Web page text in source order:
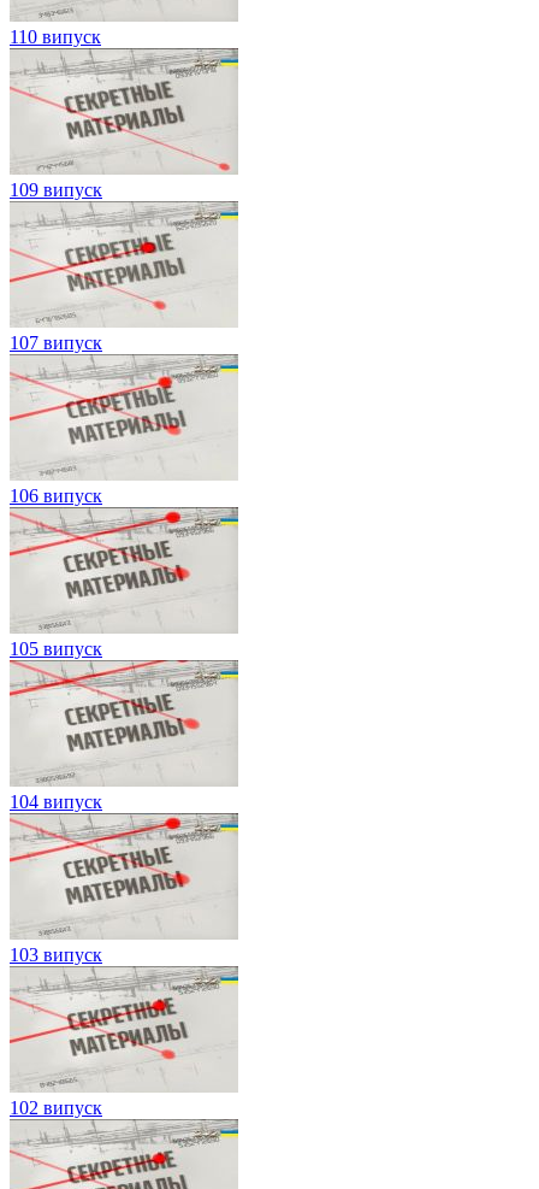
110 випуск
109 випуск
107 випуск
106 випуск
105 випуск
104 випуск
103 випуск
102 випуск